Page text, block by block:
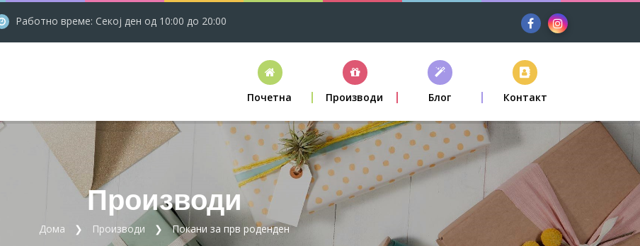
Работно време: Секој ден од 10:00 до 20:00
Почетна Производи Блог Контакт
Производи
Дома Производи Покани за прв роденден